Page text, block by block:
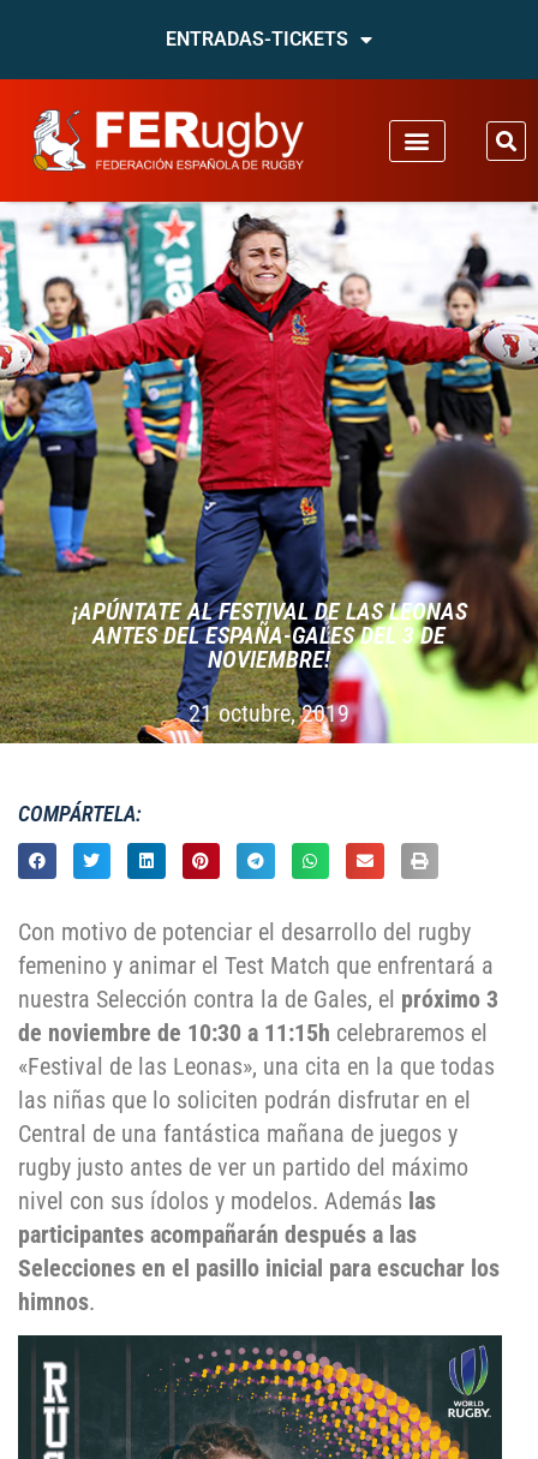
ENTRADAS-TICKETS
¡APÚNTATE AL FESTIVAL DE LAS LEONAS
ANTES DEL ESPAÑA-GALES DEL 3 DE
NOVIEMBRE!
21 octubre, 2019
COMPÁRTELA:
Con motivo de potenciar el desarrollo del rugby
femenino y animar el Test Match que enfrentará a
nuestra Selección contra la de Gales, el próximo 3
de noviembre de 10:30 a 11:15h celebraremos el
«Festival de las Leonas», una cita en la que todas
las niñas que lo soliciten podrán disfrutar en el
Central de una fantástica mañana de juegos y
rugby justo antes de ver un partido del máximo
nivel con sus ídolos y modelos. Además las
participantes acompañarán después a las
Selecciones en el pasillo inicial para escuchar los
himnos.